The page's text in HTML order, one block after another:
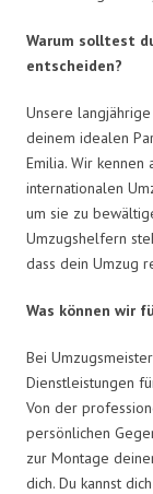
Warum solltest
entscheiden?
Unsere langjährige
deinem idealen
Emilia. Wir
internationalen
um sie zu
Umzugshelfern
dass dein Umzug
Was können wir
Bei
Dienstleistungen
Von der
persönlichen
zur Montage
dich. Du kannst